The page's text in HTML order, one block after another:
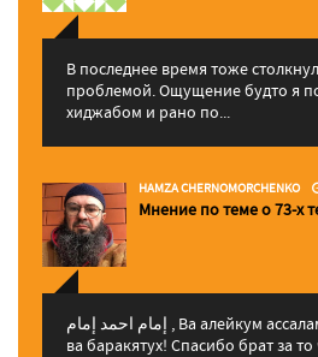
В последнее время тоже
проблемой. Ощущение будто я
хиджабом и рано по...
HAMZA CHERNOMORCHENKO
Мнение по теме о 73-х
إمام احمد إمام , Ва алейкум ассалам ва рахматуЛлахи
ва баракятух! Спасибо брат за